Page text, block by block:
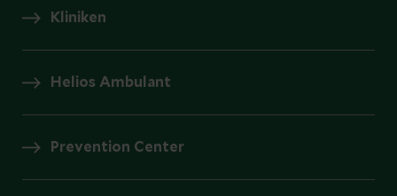
Kliniken
Helios Ambulant
Prevention Center